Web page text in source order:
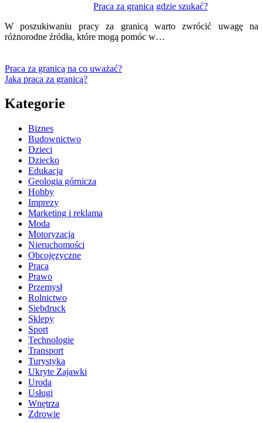
Praca za granicą gdzie szukać?
W poszukiwaniu pracy za granicą warto zwrócić uwagę na
różnorodne źródła, które mogą pomóc w…
Praca za granicą na co uważać?
Jaka praca za granicą?
Kategorie
Biznes
Budownictwo
Dzieci
Dziecko
Edukacja
Geologia górnicza
Hobby
Imprezy
Marketing i reklama
Moda
Motoryzacja
Nieruchomości
Obcojęzyczne
Praca
Prawo
Przemysł
Rolnictwo
Siebdruck
Sklepy
Sport
Technologie
Transport
Turystyka
Ukryte Zajawki
Uroda
Usługi
Wnętrza
Zdrowie